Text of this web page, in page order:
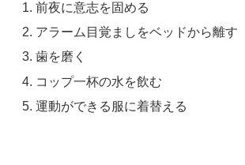
前夜に意志を固める
アラーム目覚ましをベッドから離す
歯を磨く
コップ一杯の水を飲む
運動ができる服に着替える